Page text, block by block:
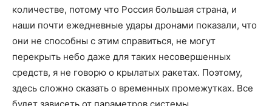
количестве, потому что Россия большая страна, и
наши почти ежедневные удары дронами показали, что
они не способны с этим справиться, не могут
перекрыть небо даже для таких несовершенных
средств, я не говорю о крылатых ракетах. Поэтому,
здесь сложно сказать о временных промежутках. Все
будет зависеть от параметров системы.